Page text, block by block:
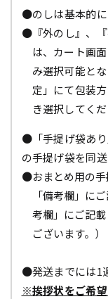
●のしは基本的に
●『外のし』、
は、カート画
み選択可能と
定」にて包装
き選択してくだ
●「手提げ袋あ
の手提げ袋を同送
●おまとめ用の手
「備考欄」に
考欄」にご記
ございます。）
●発送までには1
※挨拶状をご希